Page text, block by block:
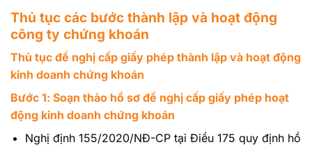
Thủ tục các bước thành lập và hoạt động
công ty chứng khoán
Thủ tục đề nghị cấp giấy phép thành lập và hoạt động
kinh doanh chứng khoán
Bước 1: Soạn thảo hồ sơ đề nghị cấp giấy phép hoạt
động kinh doanh chứng khoán
Nghị định 155/2020/NĐ-CP tại Điều 175 quy định hồ